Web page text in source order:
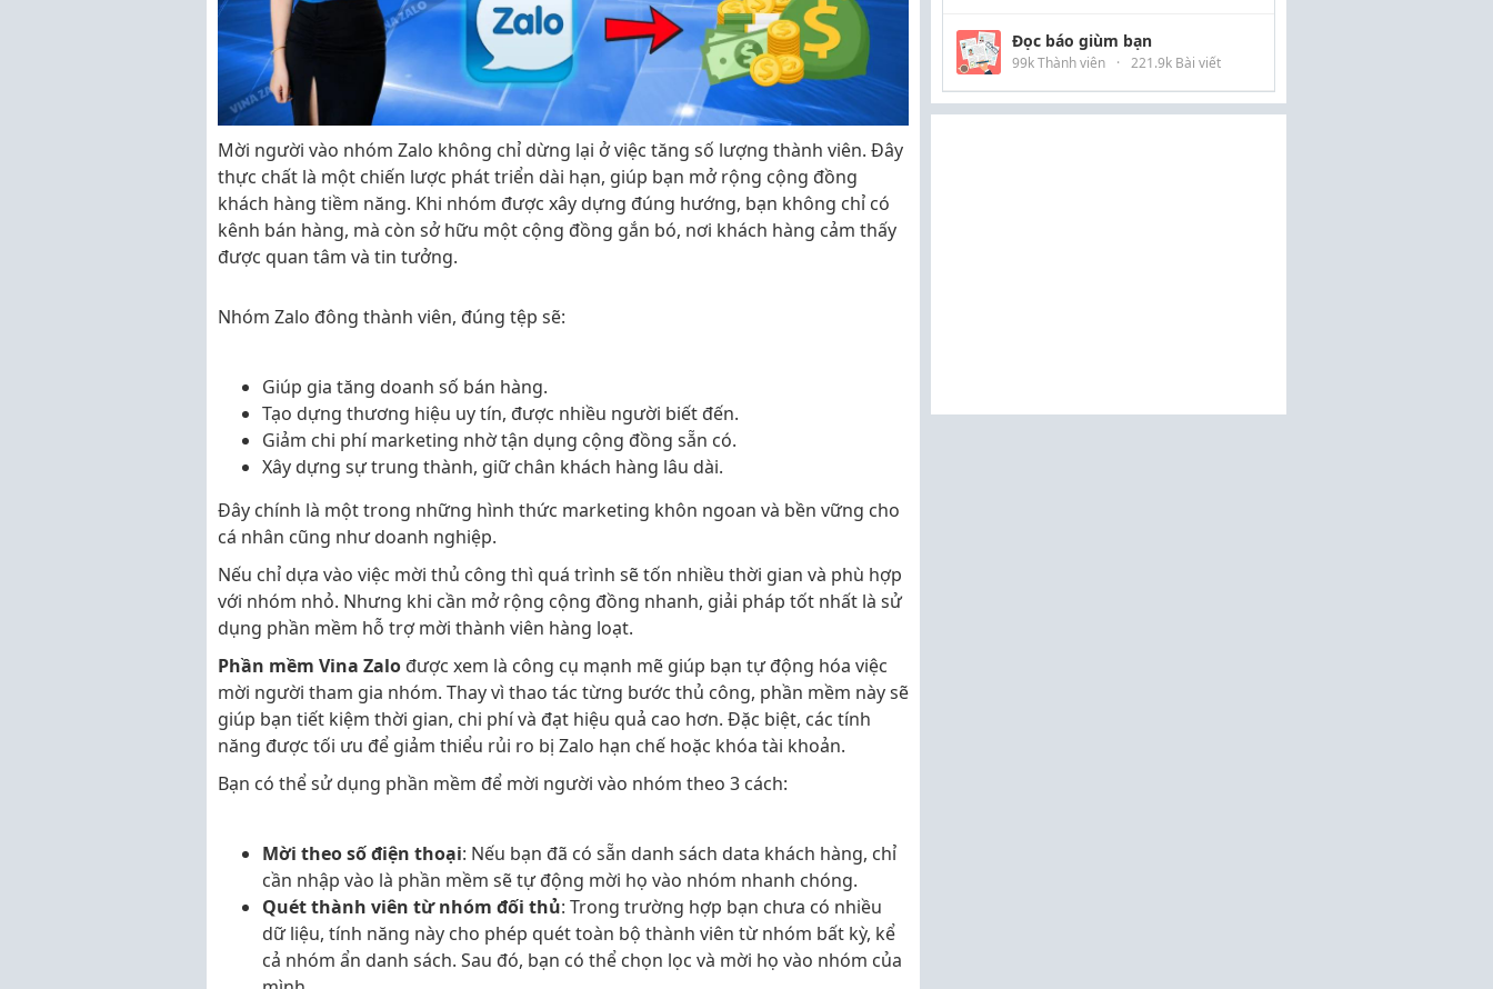
Mời người vào nhóm Zalo không chỉ dừng lại ở việc tăng số lượng thành viên. Đây
thực chất là một chiến lược phát triển dài hạn, giúp bạn mở rộng cộng đồng
khách hàng tiềm năng. Khi nhóm được xây dựng đúng hướng, bạn không chỉ có
kênh bán hàng, mà còn sở hữu một cộng đồng gắn bó, nơi khách hàng cảm thấy
được quan tâm và tin tưởng.
Nhóm Zalo đông thành viên, đúng tệp sẽ:
Giúp gia tăng doanh số bán hàng.
Tạo dựng thương hiệu uy tín, được nhiều người biết đến.
Giảm chi phí marketing nhờ tận dụng cộng đồng sẵn có.
Xây dựng sự trung thành, giữ chân khách hàng lâu dài.
Đây chính là một trong những hình thức marketing khôn ngoan và bền vững cho
cá nhân cũng như doanh nghiệp.
Nếu chỉ dựa vào việc mời thủ công thì quá trình sẽ tốn nhiều thời gian và phù hợp
với nhóm nhỏ. Nhưng khi cần mở rộng cộng đồng nhanh, giải pháp tốt nhất là sử
dụng phần mềm hỗ trợ mời thành viên hàng loạt.
Phần mềm Vina Zalo được xem là công cụ mạnh mẽ giúp bạn tự động hóa việc
mời người tham gia nhóm. Thay vì thao tác từng bước thủ công, phần mềm này sẽ
giúp bạn tiết kiệm thời gian, chi phí và đạt hiệu quả cao hơn. Đặc biệt, các tính
năng được tối ưu để giảm thiểu rủi ro bị Zalo hạn chế hoặc khóa tài khoản.
Bạn có thể sử dụng phần mềm để mời người vào nhóm theo 3 cách:
Mời theo số điện thoại: Nếu bạn đã có sẵn danh sách data khách hàng, chỉ
cần nhập vào là phần mềm sẽ tự động mời họ vào nhóm nhanh chóng.
Quét thành viên từ nhóm đối thủ: Trong trường hợp bạn chưa có nhiều
dữ liệu, tính năng này cho phép quét toàn bộ thành viên từ nhóm bất kỳ, kể
cả nhóm ẩn danh sách. Sau đó, bạn có thể chọn lọc và mời họ vào nhóm của
Đọc báo giùm bạn
99k Thành viên · 221.9k Bài viết